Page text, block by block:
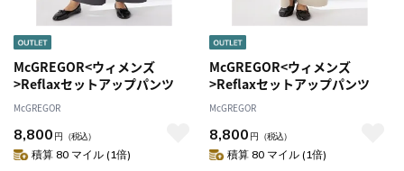
McGREGOR<ウィメンズ
>Reflaxセットアップパンツ
McGREGOR
8,800 円 （税込）
積算 80 マイル (1倍)
McGREGOR<ウィメンズ
>Reflaxセットアップパンツ
McGREGOR
8,800 円 （税込）
積算 80 マイル (1倍)